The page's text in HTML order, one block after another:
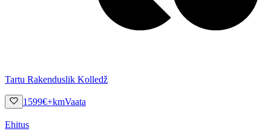
Tartu Rakenduslik Kolledž
1599€+kmVaata
Ehitus